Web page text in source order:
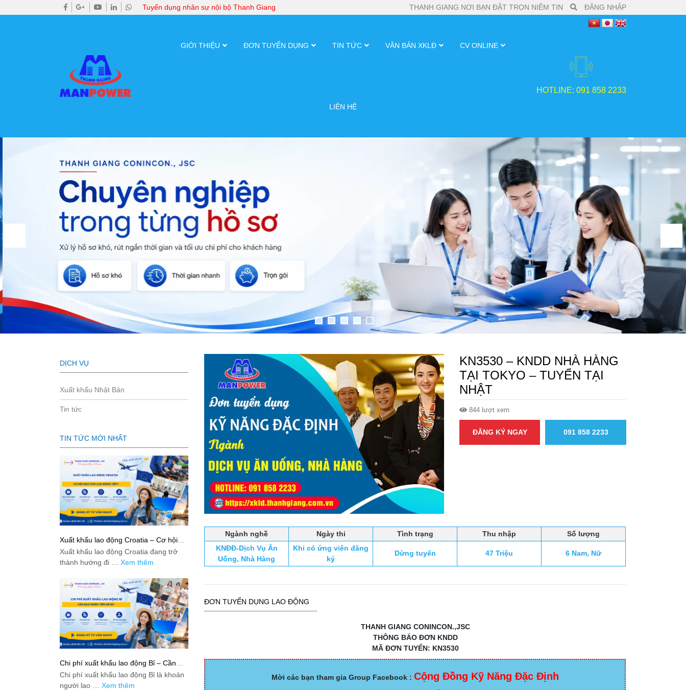
Tuyển dụng nhân sự nội bộ Thanh Giang THANH GIANG NƠI BẠN ĐẶT TRỌN NIỀM TIN ĐĂNG NHẬP
GIỚI THIỆU ĐƠN TUYỂN DỤNG TIN TỨC VĂN BẢN XKLĐ CV ONLINE
LIÊN HỆ
HOTLINE: 091 858 2233
KN3530 – KNDD NHÀ HÀNG
TẠI TOKYO – TUYỂN TẠI
NHẬT
844 lượt xem
ĐĂNG KÝ NGAY 091 858 2233
Ngành nghề Ngày thi Tình trạng Thu nhập
Số lượng
KNĐĐ-Dịch Vụ Ăn
Uống, Nhà Hàng
Khi có ứng viên đăng
ký
Dừng tuyển 47 Triệu 6 Nam, Nữ
ĐƠN TUYỂN DỤNG LAO ĐỘNG
THANH GIANG CONINCON.,JSC
THÔNG BÁO ĐƠN KNDD
MÃ ĐƠN TUYỂN: KN3530
Mời các bạn tham gia Group Facebook : Cộng Đồng Kỹ Năng Đặc Định
DỊCH VỤ
Xuất khẩu Nhật Bản
Tin tức
TIN TỨC MỚI NHẤT
Xuất khẩu lao động Croatia – Cơ hội
nào cho lao động Việt?
Xuất khẩu lao động Croatia đang trở
thành hướng đi … Xem thêm
Chi phí xuất khẩu lao động Bỉ – Cần
bao nhiêu tiền để đi?
Chi phí xuất khẩu lao động Bỉ là khoản
người lao … Xem thêm